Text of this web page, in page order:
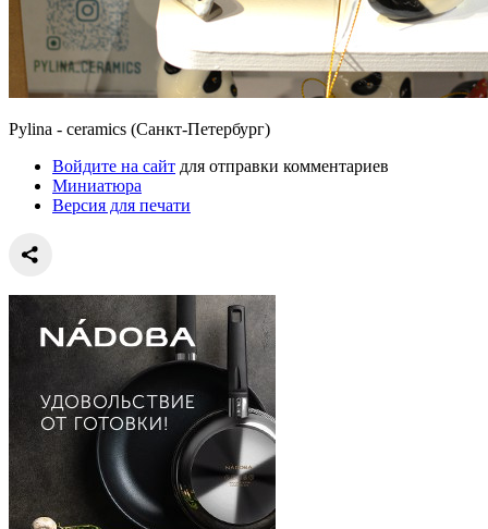
Pylina - ceramics (Санкт-Петербург)
Войдите на сайт для отправки комментариев
Миниатюра
Версия для печати